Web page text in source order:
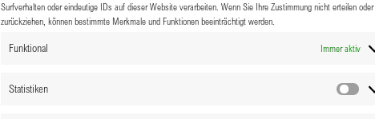
Surfverhalten oder eindeutige IDs auf dieser Website verarbeiten. Wenn Sie Ihre Zustimmung nicht erteilen oder
zurückziehen, können bestimmte Merkmale und Funktionen beeinträchtigt werden.
Funktional Immer aktiv
Statistiken
Zur